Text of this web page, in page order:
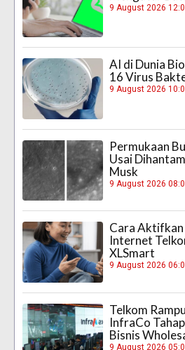
9 August 2026
AI di Dunia
16 Virus
9 August 2026
Permukaan
Usai
Musk
9 August 2026
Cara
Internet
XLSmart
9 August 2026
Telkom
InfraCo
Bisnis
9 August 2026